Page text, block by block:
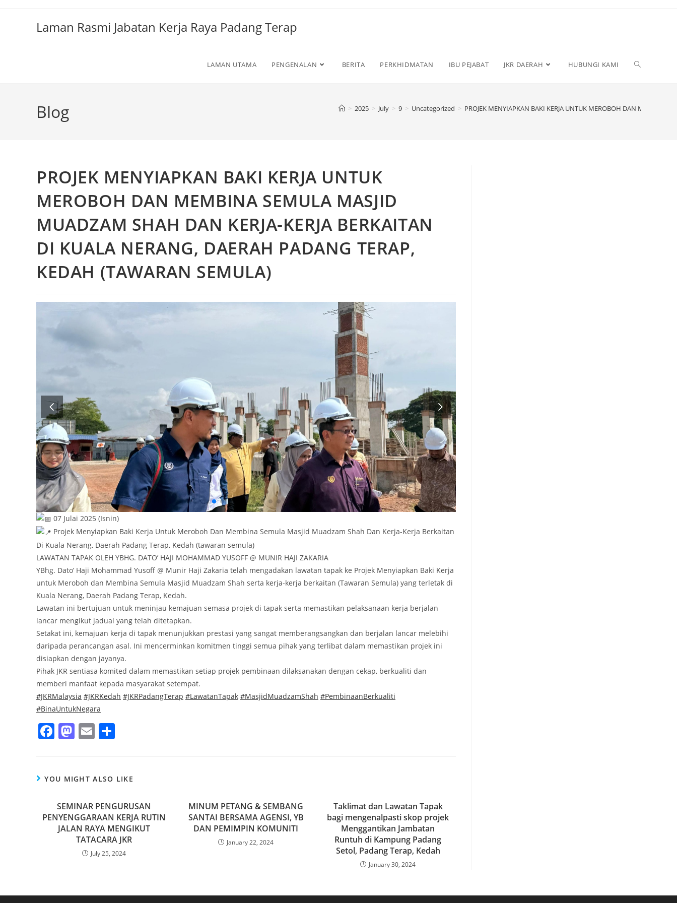
Laman Rasmi Jabatan Kerja Raya Padang Terap
LAMAN UTAMA PENGENALAN BERITA PERKHIDMATAN IBU PEJABAT JKR DAERAH HUBUNGI KAMI
Blog > 2025 > July > 9 > Uncategorized > PROJEK MENYIAPKAN BAKI KERJA UNTUK MEROBOH DAN MEMBINA
PROJEK MENYIAPKAN BAKI KERJA UNTUK
MEROBOH DAN MEMBINA SEMULA MASJID
MUADZAM SHAH DAN KERJA-KERJA BERKAITAN
DI KUALA NERANG, DAERAH PADANG TERAP,
KEDAH (TAWARAN SEMULA)
07 Julai 2025 (Isnin)
Projek Menyiapkan Baki Kerja Untuk Meroboh Dan Membina Semula Masjid Muadzam Shah Dan Kerja-Kerja Berkaitan
Di Kuala Nerang, Daerah Padang Terap, Kedah (tawaran semula)
LAWATAN TAPAK OLEH YBHG. DATO’ HAJI MOHAMMAD YUSOFF @ MUNIR HAJI ZAKARIA
YBhg. Dato’ Haji Mohammad Yusoff @ Munir Haji Zakaria telah mengadakan lawatan tapak ke Projek Menyiapkan Baki Kerja
untuk Meroboh dan Membina Semula Masjid Muadzam Shah serta kerja-kerja berkaitan (Tawaran Semula) yang terletak di
Kuala Nerang, Daerah Padang Terap, Kedah.
Lawatan ini bertujuan untuk meninjau kemajuan semasa projek di tapak serta memastikan pelaksanaan kerja berjalan
lancar mengikut jadual yang telah ditetapkan.
Setakat ini, kemajuan kerja di tapak menunjukkan prestasi yang sangat memberangsangkan dan berjalan lancar melebihi
daripada perancangan asal. Ini mencerminkan komitmen tinggi semua pihak yang terlibat dalam memastikan projek ini
disiapkan dengan jayanya.
Pihak JKR sentiasa komited dalam memastikan setiap projek pembinaan dilaksanakan dengan cekap, berkualiti dan
memberi manfaat kepada masyarakat setempat.
#JKRMalaysia #JKRKedah #JKRPadangTerap #LawatanTapak #MasjidMuadzamShah #PembinaanBerkualiti
#BinaUntukNegara
F
e
o
o
M
o
o
n
E
l e
YOU MIGHT ALSO LIKE
SEMINAR PENGURUSAN
PENYENGGARAAN KERJA RUTIN
JALAN RAYA MENGIKUT
TATACARA JKR
July 25, 2024
MINUM PETANG & SEMBANG
SANTAI BERSAMA AGENSI, YB
DAN PEMIMPIN KOMUNITI
January 22, 2024
Taklimat dan Lawatan Tapak
bagi mengenalpasti skop projek
Menggantikan Jambatan
Runtuh di Kampung Padang
Setol, Padang Terap, Kedah
January 30, 2024